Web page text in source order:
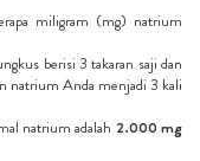
miligram (mg) natrium
berisi 3 takaran saji dan
natrium Anda menjadi 3 kali
natrium adalah 2.000 mg